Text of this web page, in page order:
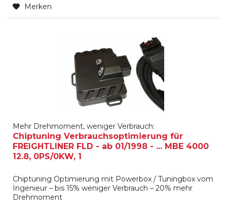
Merken
Mehr Drehmoment, weniger Verbrauch:
Chiptuning Verbrauchsoptimierung für
FREIGHTLINER FLD - ab 01/1998 - ... MBE 4000
12.8, 0PS/0KW, 1
Chiptuning Optimierung mit Powerbox / Tuningbox vom
Ingenieur – bis 15% weniger Verbrauch – 20% mehr
Drehmoment